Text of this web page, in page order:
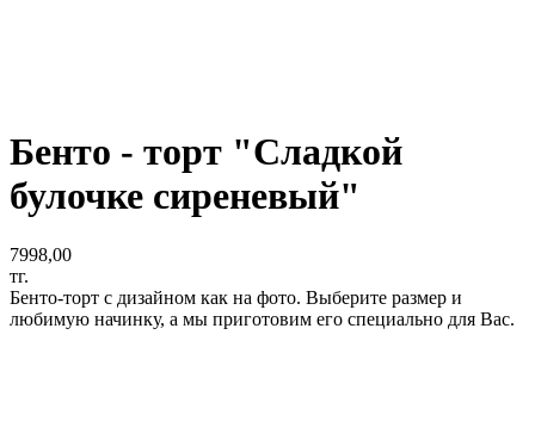
Бенто - торт "Сладкой
булочке сиреневый"
7998,00
тг.
Бенто-торт с дизайном как на фото. Выберите размер и
любимую начинку, а мы приготовим его специально для Вас.